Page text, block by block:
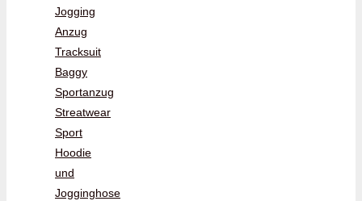
Jogging
Anzug
Tracksuit
Baggy
Sportanzug
Streatwear
Sport
Hoodie
und
Jogginghose